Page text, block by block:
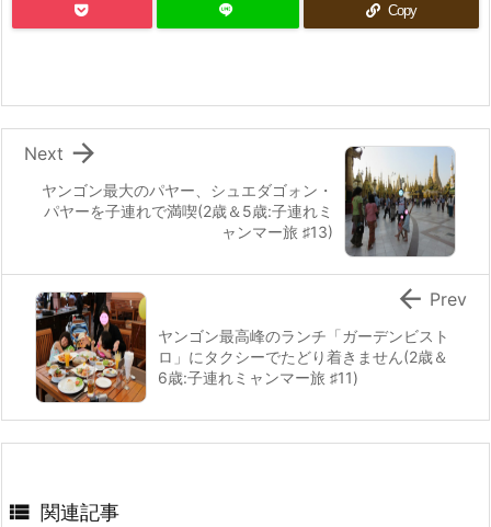
Copy
ヤンゴン最大のパヤー、シュエダゴォン・
パヤーを子連れで満喫(2歳＆5歳:子連れミ
ャンマー旅 ♯13)

Next
ヤンゴン最高峰のランチ「ガーデンビスト
ロ」にタクシーでたどり着きません(2歳＆
6歳:子連れミャンマー旅 ♯11)
 Prev
 関連記事